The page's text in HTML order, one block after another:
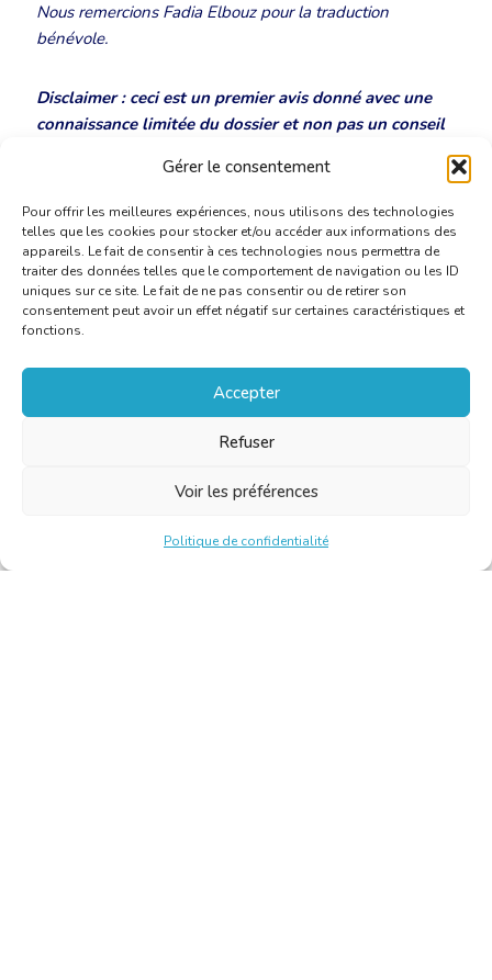
Gérer le consentement
Pour offrir les meilleures expériences, nous utilisons des technologies
telles que les cookies pour stocker et/ou accéder aux informations des
appareils. Le fait de consentir à ces technologies nous permettra de
traiter des données telles que le comportement de navigation ou les ID
uniques sur ce site. Le fait de ne pas consentir ou de retirer son
consentement peut avoir un effet négatif sur certaines caractéristiques et
fonctions.
Accepter
Refuser
Voir les préférences
Politique de confidentialité
Nous remercions Fadia Elbouz pour la traduction
bénévole.
Disclaimer : ceci est un premier avis donné avec une
connaissance limitée du dossier et non pas un conseil